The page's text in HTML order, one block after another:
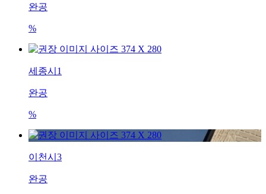
완공
%
세종시1
완공
%
이천시3
완공